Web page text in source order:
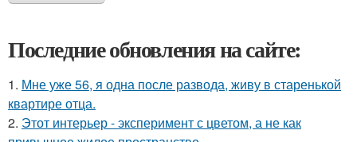
Последние обновления на сайте:
1. Мне уже 56, я одна после развода, живу в старенькой
квартире отца.
2. Этот интерьер - эксперимент с цветом, а не как